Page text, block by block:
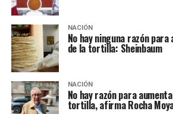
NACIÓN
No hay ninguna razón
de la tortilla: Sheinbaum
NACIÓN
No hay razón para
tortilla, afirma Rocha